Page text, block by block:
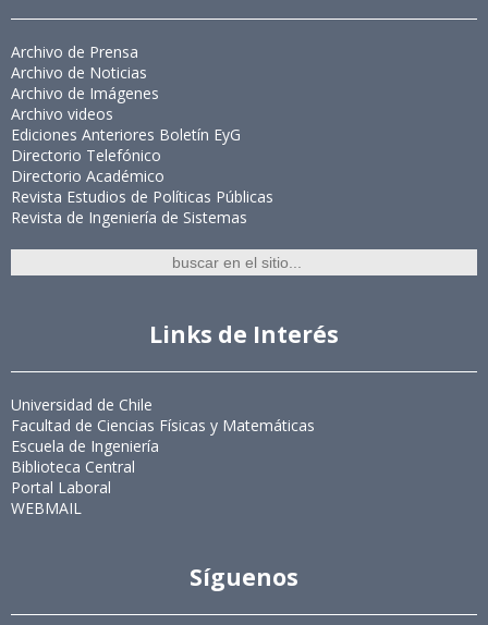
Archivo de Prensa
Archivo de Noticias
Archivo de Imágenes
Archivo videos
Ediciones Anteriores Boletín EyG
Directorio Telefónico
Directorio Académico
Revista Estudios de Políticas Públicas
Revista de Ingeniería de Sistemas
Links de Interés
Universidad de Chile
Facultad de Ciencias Físicas y Matemáticas
Escuela de Ingeniería
Biblioteca Central
Portal Laboral
WEBMAIL
Síguenos